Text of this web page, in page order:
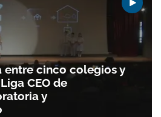
entre cinco colegios y
CEO de
y